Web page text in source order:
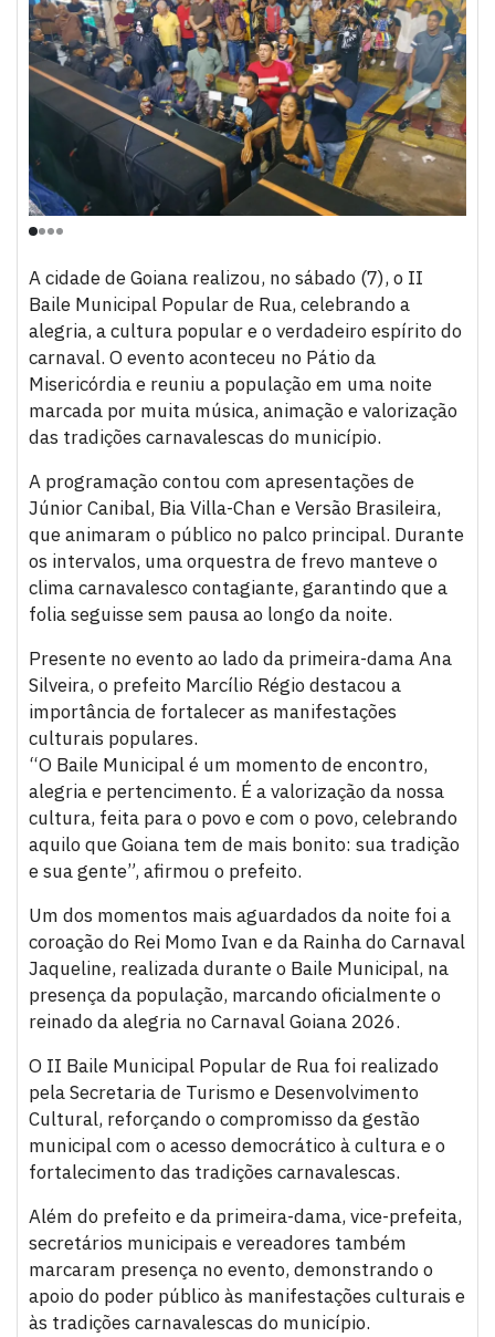
A cidade de Goiana realizou, no sábado (7), o II
Baile Municipal Popular de Rua, celebrando a
alegria, a cultura popular e o verdadeiro espírito do
carnaval. O evento aconteceu no Pátio da
Misericórdia e reuniu a população em uma noite
marcada por muita música, animação e valorização
das tradições carnavalescas do município.
A programação contou com apresentações de
Júnior Canibal, Bia Villa-Chan e Versão Brasileira,
que animaram o público no palco principal. Durante
os intervalos, uma orquestra de frevo manteve o
clima carnavalesco contagiante, garantindo que a
folia seguisse sem pausa ao longo da noite.
Presente no evento ao lado da primeira-dama Ana
Silveira, o prefeito Marcílio Régio destacou a
importância de fortalecer as manifestações
culturais populares.
“O Baile Municipal é um momento de encontro,
alegria e pertencimento. É a valorização da nossa
cultura, feita para o povo e com o povo, celebrando
aquilo que Goiana tem de mais bonito: sua tradição
e sua gente”, afirmou o prefeito.
Um dos momentos mais aguardados da noite foi a
coroação do Rei Momo Ivan e da Rainha do Carnaval
Jaqueline, realizada durante o Baile Municipal, na
presença da população, marcando oficialmente o
reinado da alegria no Carnaval Goiana 2026.
O II Baile Municipal Popular de Rua foi realizado
pela Secretaria de Turismo e Desenvolvimento
Cultural, reforçando o compromisso da gestão
municipal com o acesso democrático à cultura e o
fortalecimento das tradições carnavalescas.
Além do prefeito e da primeira-dama, vice-prefeita,
secretários municipais e vereadores também
marcaram presença no evento, demonstrando o
apoio do poder público às manifestações culturais e
às tradições carnavalescas do município.